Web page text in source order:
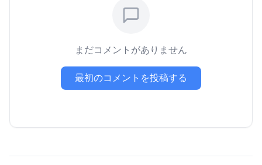
まだコメントがありません
最初のコメントを投稿する